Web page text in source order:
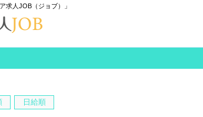
求人JOB（ジョブ）」
日給順